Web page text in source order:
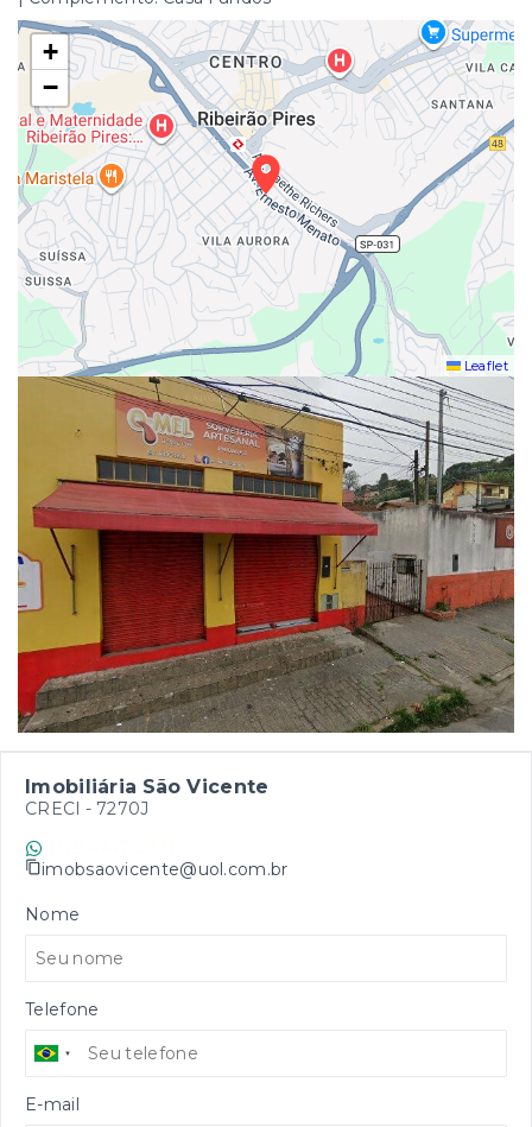
+
−
Leaflet
Imobiliária São Vicente
CRECI - 7270J
imobsaovicente@uol.com.br
Nome
Telefone
E-mail